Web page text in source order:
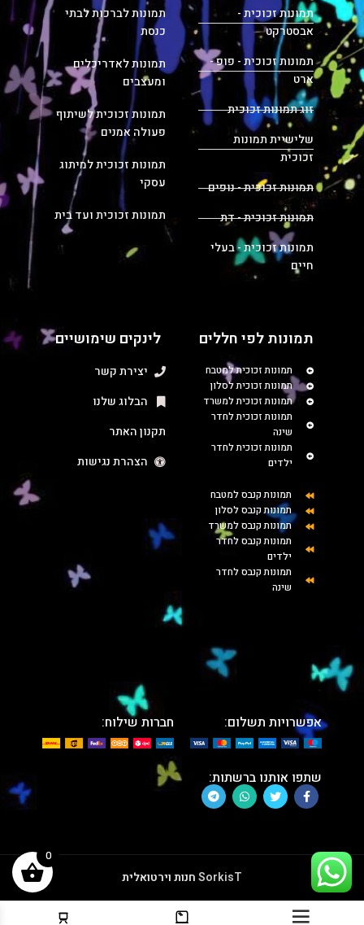
תמונות זכוכית -
אבסטרקט
תמונות זכוכית - פופ -
ארט
זוג תמונות זכוכית
שלישיית תמונות
זכוכית
תמונות זכוכית - נופים
תמונות זכוכית - דת
תמונות זכוכית - בעלי
חיים
תמונות לברכות לבתי
כנסת
תמונות לאדריכלים
ומעצבים
תמונות זכוכית לשיתוף
פעולה אמנים
תמונות זכוכית למיתוג
עסקי
תמונות זכוכית ועד בית
תמונות לפי חללים
תמונות זכוכית למטבח
תמונות זכוכית לסלון
תמונות זכוכית למשרד
תמונות זכוכית לחדר
שינה
תמונות זכוכית לחדר
ילדים
תמונות קנבס למטבח
תמונות קנבס לסלון
תמונות קנבס למשרד
תמונות קנבס לחדר
ילדים
תמונות קנבס לחדר
שינה
לינקים שימושיים
יצירת קשר
הבלוג שלנו
תקנון האתר
הצהרת נגישות
אפשרויות תשלום: חברות שילוח:
שתפו אותנו ברשתות:
SorkisTחנות וירטואלית
0